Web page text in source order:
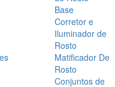
Base
Corretor e
Iluminador de
Rosto
Matificador De
Rosto
Conjuntos de